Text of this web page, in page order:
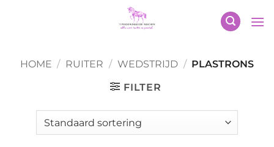
HOME / RUITER / WEDSTRIJD / PLASTRONS
FILTER